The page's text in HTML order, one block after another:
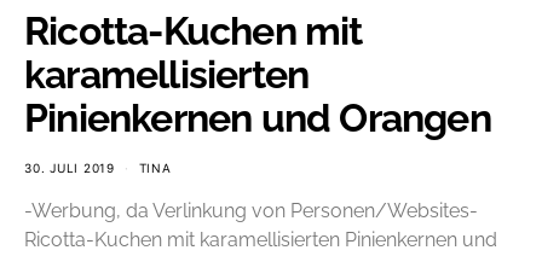
Ricotta-Kuchen mit
karamellisierten
Pinienkernen und Orangen
30. JULI 2019 TINA
-Werbung, da Verlinkung von Personen/Websites-
Ricotta-Kuchen mit karamellisierten Pinienkernen und